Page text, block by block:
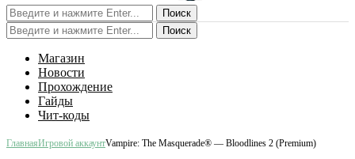
Поиск
Поиск
Магазин
Новости
Прохождение
Гайды
Чит-коды
ГлавнаяИгровой аккаунтVampire: The Masquerade® — Bloodlines 2 (Premium)